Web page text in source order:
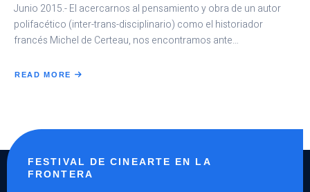
Junio 2015.- El acercarnos al pensamiento y obra de un autor
polifacético (inter-trans-disciplinario) como el historiador
francés Michel de Certeau, nos encontramos ante…
READ MORE
ABOUT
FESTIVAL DE CINEARTE EN LA
FRONTERA